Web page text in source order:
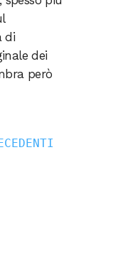
di
dei
però